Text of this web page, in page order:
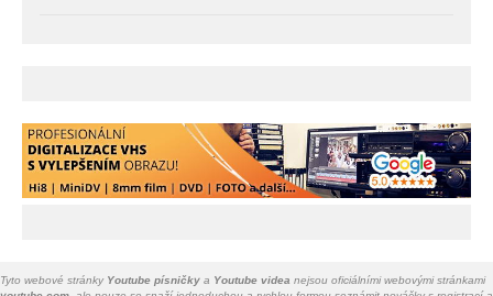
Tyto webové stránky Youtube písničky a Youtube videa nejsou oficiálními webovými stránkami